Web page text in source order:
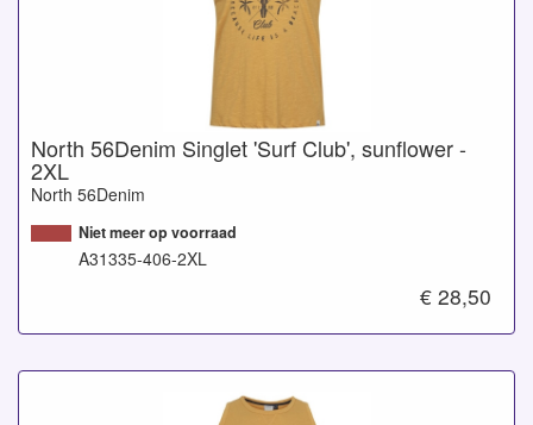
North 56Denim Singlet 'Surf Club', sunflower -
2XL
North 56Denim
Niet meer op voorraad
A31335-406-2XL
€ 28,50